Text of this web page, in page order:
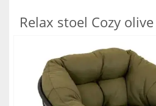
Relax stoel Cozy